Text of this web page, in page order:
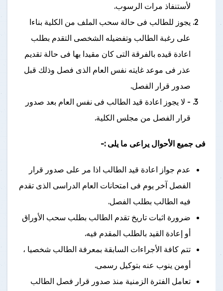
لأستنفاذ مرات الرسوب.
يجوز للطالب فى حالة سحب الملف من الكلية بناءا
على رغبة الطالب وتفضيله الشخصى التقدم بطلب
اعادة قيده بالفرقة التى كان مقيدا بها فى حالة تقديم
عذر فى موعد غايته نفس العام الذى فصل وذلك قبل
صدور قرار الفصل.
- لا يجوز اعادة قيد الطالب فى نفس العام بعد صدور
قرار الفصل من مجلس الكلية.
فى جميع الأحوال يراعى ما يلى :-
عدم جواز اعادة قيد الطالب اذا مر على صدور قرار
الفصل آخر يوم فى امتحانات العام الدراسى الذى تقدم
فيه الطالب بطلب الفصل.
ضرورة اثبات تاريخ تقدم الطالب بطلب سحب الأوراق
أو إعادة القيد بالطلب المقدم فيه.
تتم كافة الأجراءات السابقة بمعرفة الطالب شخصيا ،
أومن ينوب عنه بتوكيل رسمى.
تعامل الفترة الزمنية منذ صدور قرار فصل الطالب